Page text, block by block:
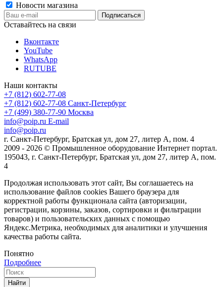
Новости магазина
Оставайтесь на связи
Вконтакте
YouTube
WhatsApp
RUTUBE
Наши контакты
+7 (812) 602-77-08
+7 (812) 602-77-08 Санкт-Петербург
+7 (499) 380-77-90 Москва
info@poip.ru E-mail
info@poip.ru
г. Санкт-Петербург, Братская ул, дом 27, литер А, пом. 4
2009 - 2026 © Промышленное оборудование Интернет портал.
195043, г. Санкт-Петербург, Братская ул, дом 27, литер А, пом.
4
Продолжая использовать этот сайт, Вы соглашаетесь на
использование файлов cookies Вашего браузера для
корректной работы функционала сайта (авторизации,
регистрации, корзины, заказов, сортировки и фильтрации
товаров) и пользовательских данных с помощью
Яндекс.Метрика, необходимых для аналитики и улучшения
качества работы сайта.
Понятно
Подробнее
Найти